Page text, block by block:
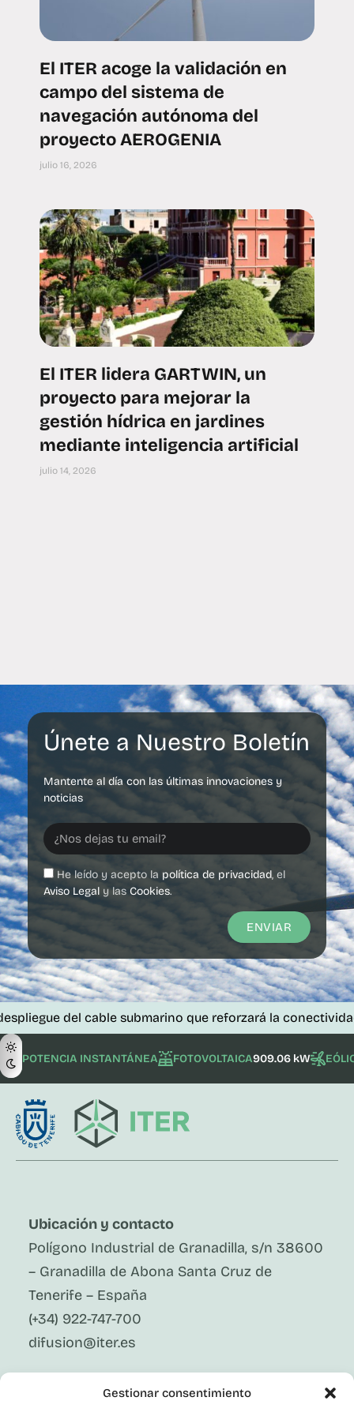
Gestionar consentimiento
El ITER acoge la validación en
campo del sistema de
navegación autónoma del
proyecto AEROGENIA
julio 16, 2026
El ITER lidera GARTWIN, un
proyecto para mejorar la
gestión hídrica en jardines
mediante inteligencia artificial
julio 14, 2026
Únete a Nuestro Boletín
Mantente al día con las últimas innovaciones y
noticias
He leído y acepto la política de privacidad, el
Aviso Legal y las Cookies.
ENVIAR
del cable submarino que reforzará la conectividad de
POTENCIA INSTANTÁNEA FOTOVOLTAICA909.06 kW
Ubicación y contacto
Polígono Industrial de Granadilla, s/n 38600
– Granadilla de Abona Santa Cruz de
Tenerife – España
(+34) 922-747-700
difusion@iter.es